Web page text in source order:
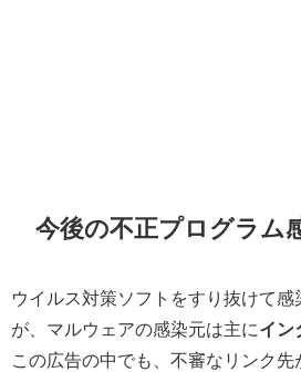
今後の不正プログラム
ウイルス対策ソフトをすり抜けて
が、マルウェアの感染元は主にイン
この広告の中でも、不審なリンク先